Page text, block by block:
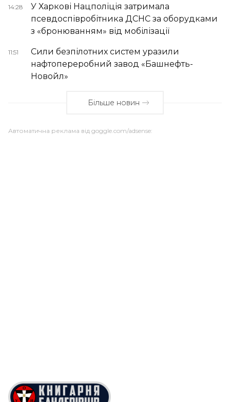
14:28
У Харкові Нацполіція затримала
псевдоспівробітника ДСНС за оборудками
з «бронюванням» від мобілізації
11:51
Сили безпілотних систем уразили
нафтопереробний завод «Башнефть-
Новойл»
Більше новин
Автоматична реклама від goggle.com/adsense: